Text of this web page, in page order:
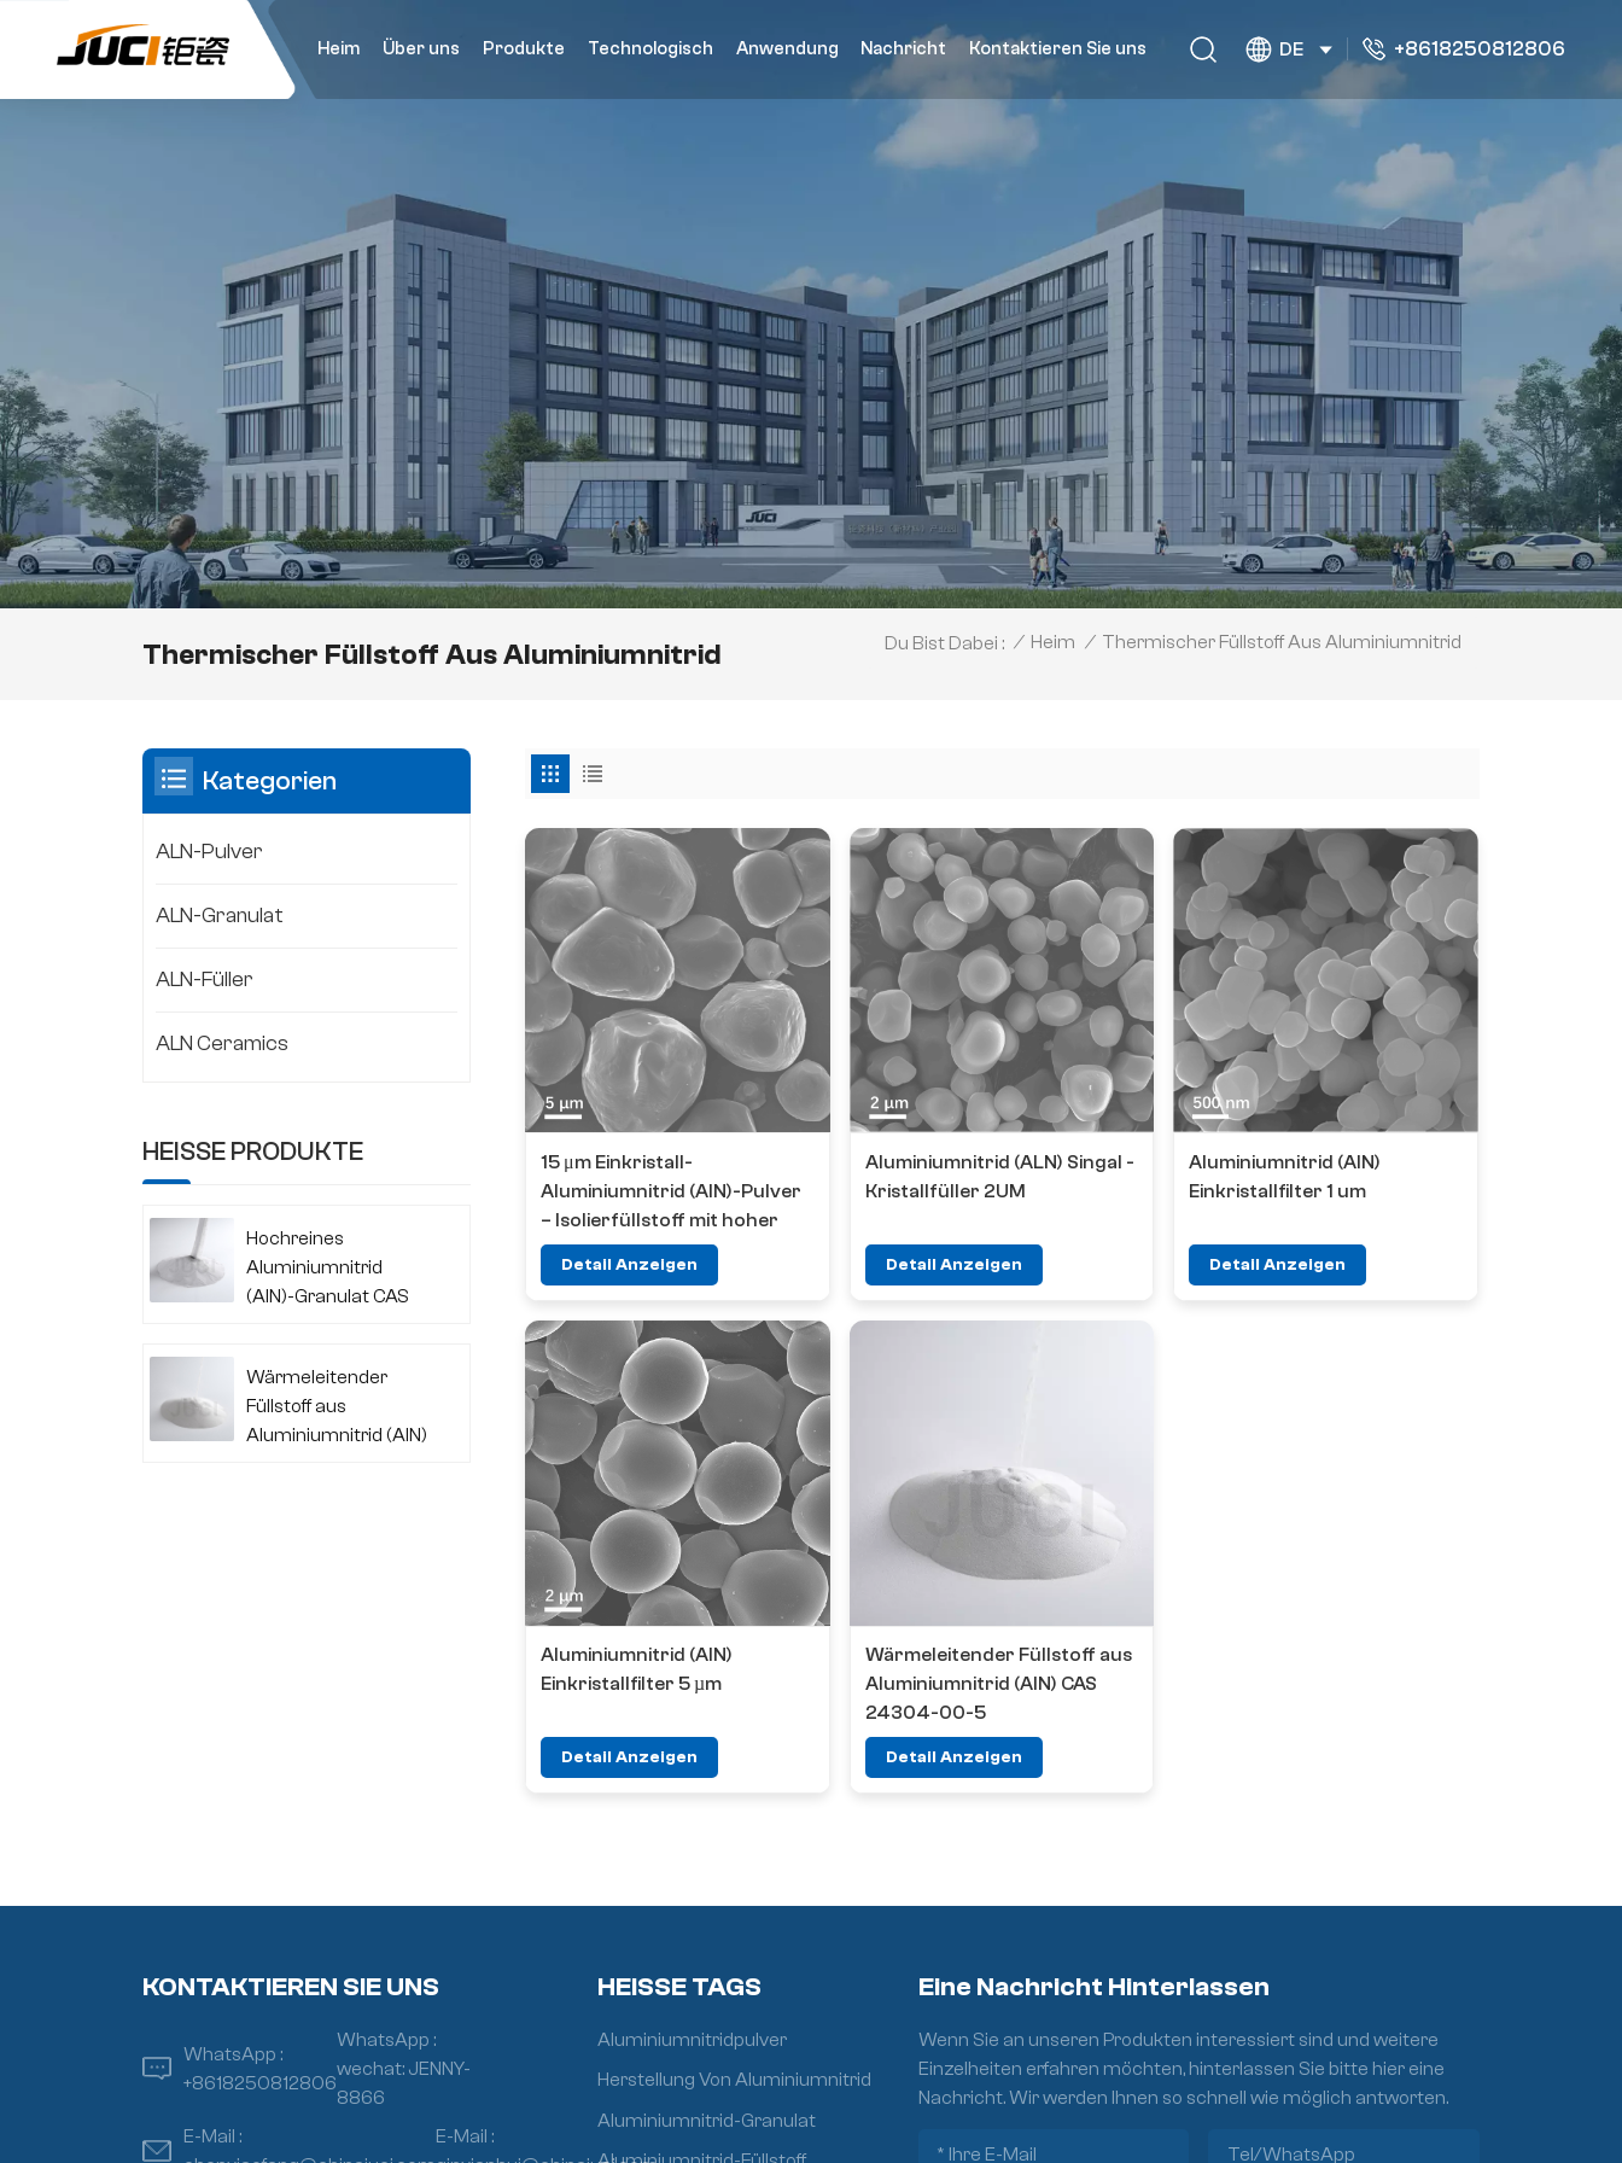
Heim Über uns Produkte Technologisch Anwendung Nachricht Kontaktieren Sie uns DE +8618250812806
Thermischer Füllstoff Aus Aluminiumnitrid Du Bist Dabei : / Heim / Thermischer Füllstoff Aus Aluminiumnitrid
15 μm Einkristall-
Aluminiumnitrid (AlN)-Pulver
– Isolierfüllstoff mit hoher
Wärmeleitfähigkeit
Detail Anzeigen
Aluminiumnitrid (ALN) Singal -
Kristallfüller 2UM
Detail Anzeigen
Aluminiumnitrid (AlN)
Einkristallfilter 1 um
Detail Anzeigen
Aluminiumnitrid (AlN)
Einkristallfilter 5 µm
Detail Anzeigen
Wärmeleitender Füllstoff aus
Aluminiumnitrid (AlN) CAS
24304-00-5
Detail Anzeigen
Kategorien
ALN-Pulver
ALN-Granulat
ALN-Füller
ALN Ceramics
HEISSE PRODUKTE
Hochreines
Aluminiumnitrid
(AlN)-Granulat CAS
Wärmeleitender
Füllstoff aus
Aluminiumnitrid (AlN)
KONTAKTIEREN SIE UNS
WhatsApp :
+8618250812806
WhatsApp :
wechat: JENNY-
8866
E-Mail :
E-Mail :
HEISSE TAGS
Aluminiumnitridpulver
Herstellung Von Aluminiumnitrid
Aluminiumnitrid-Granulat
Eine Nachricht Hinterlassen
Wenn Sie an unseren Produkten interessiert sind und weitere
Einzelheiten erfahren möchten, hinterlassen Sie bitte hier eine
Nachricht. Wir werden Ihnen so schnell wie möglich antworten.